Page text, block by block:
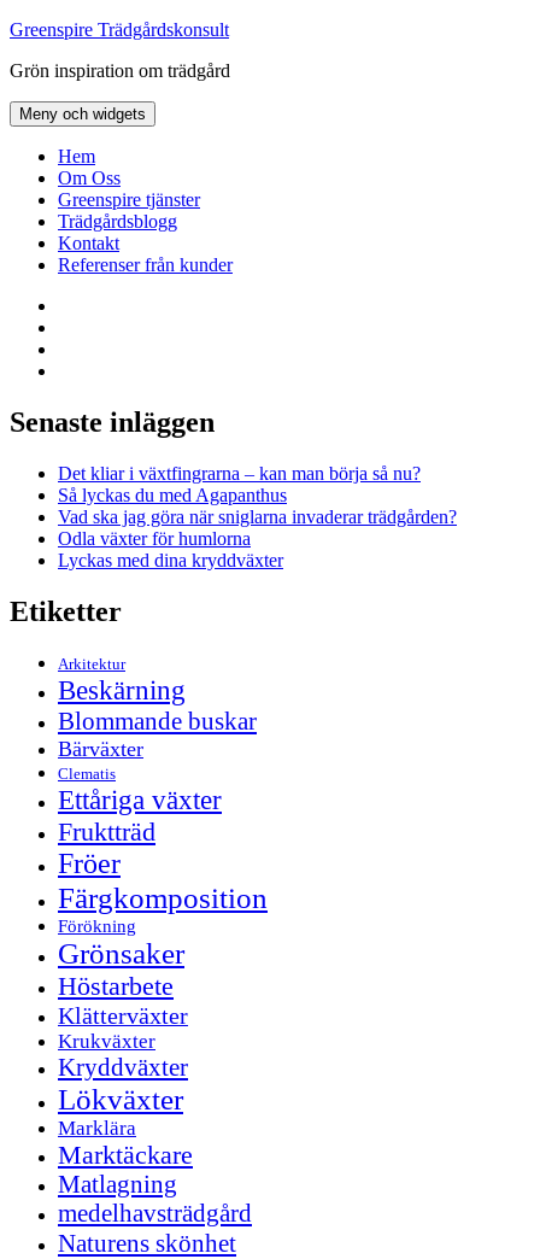
Hoppa
innehåll
Greenspire Trädgårdskonsult
Grön inspiration om trädgård
Meny och widgets
Hem
Om Oss
Greenspire tjänster
Trädgårdsblogg
Kontakt
Referenser från kunder
Senaste inläggen
Det kliar i växtfingrarna – kan man börja så nu?
Så lyckas du med Agapanthus
Vad ska jag göra när sniglarna invaderar trädgården?
Odla växter för humlorna
Lyckas med dina kryddväxter
Etiketter
Arkitektur
Beskärning
Blommande buskar
Bärväxter
Clematis
Ettåriga växter
Fruktträd
Fröer
Färgkomposition
Förökning
Grönsaker
Höstarbete
Klätterväxter
Krukväxter
Kryddväxter
Lökväxter
Marklära
Marktäckare
Matlagning
medelhavsträdgård
Naturens skönhet